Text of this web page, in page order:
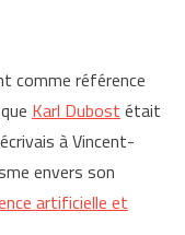
comme référence
Karl Dubost était
à Vincent-
envers son
artificielle et